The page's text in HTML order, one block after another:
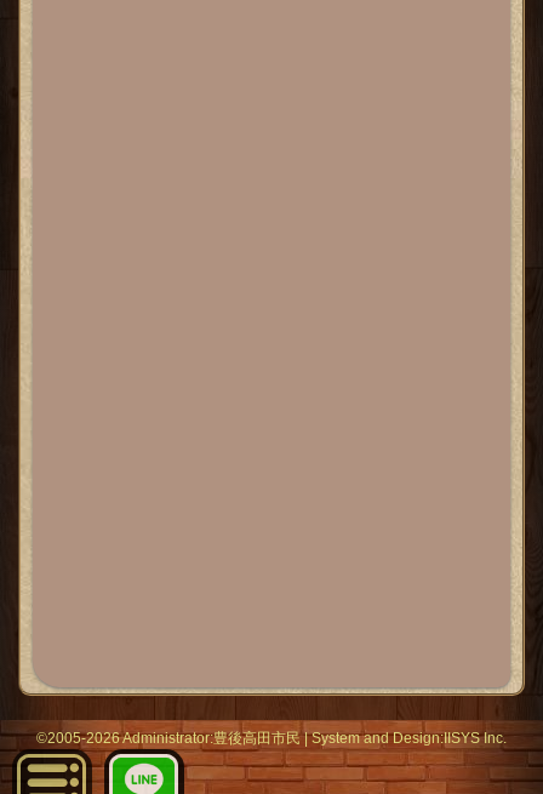
©2005-2026 Administrator:豊後高田市民|Systemand Design:IISYS Inc.